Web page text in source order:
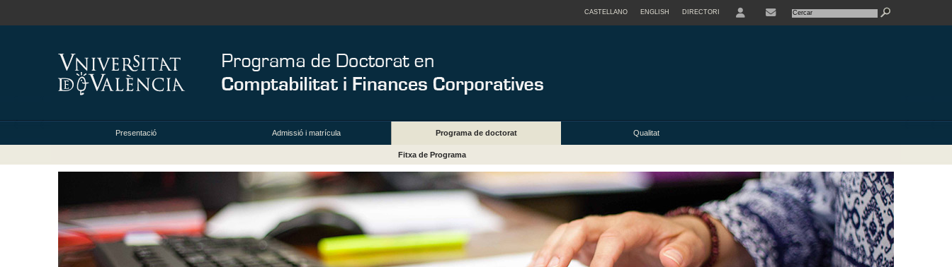
CASTELLANO ENGLISH DIRECTORI
Presentació Admissió i matrícula Programa de doctorat Qualitat
Fitxa de Programa